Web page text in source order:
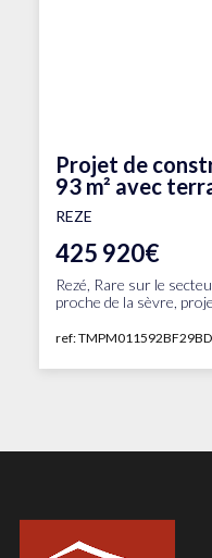
Projet de
93 m² avec
REZE
425 920€
Rezé, Rare sur le
proche de la sèvre,
ref: